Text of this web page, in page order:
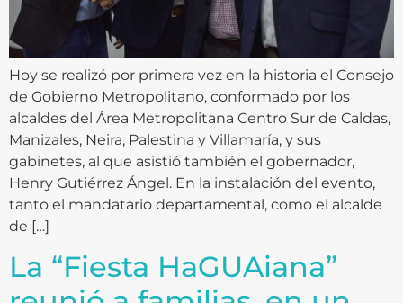
Hoy se realizó por primera vez en la historia el Consejo
de Gobierno Metropolitano, conformado por los
alcaldes del Área Metropolitana Centro Sur de Caldas,
Manizales, Neira, Palestina y Villamaría, y sus
gabinetes, al que asistió también el gobernador,
Henry Gutiérrez Ángel. En la instalación del evento,
tanto el mandatario departamental, como el alcalde
de […]
La “Fiesta HaGUAiana”